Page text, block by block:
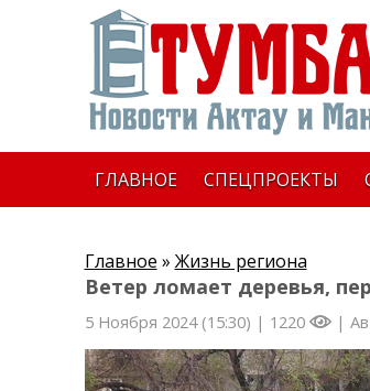
ГЛАВНОЕ СПЕЦПРОЕКТЫ
Главное » Жизнь региона
Ветер ломает деревья,
5 Ноября 2024 (15:30) | 1220 |